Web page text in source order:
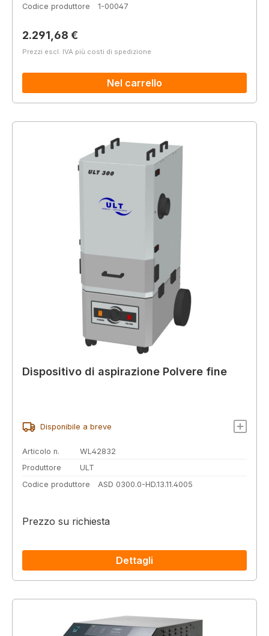
Codice produttore
1-00047
Prezzo normale:
2.291,68 €
Prezzi escl. IVA più costi di spedizione
Nel carrello
Dispositivo di aspirazione Polvere fine
Disponibile a breve
Articolo n.
WL42832
Produttore
ULT
Codice produttore
ASD 0300.0-HD.13.11.4005
Prezzo su richiesta
Dettagli